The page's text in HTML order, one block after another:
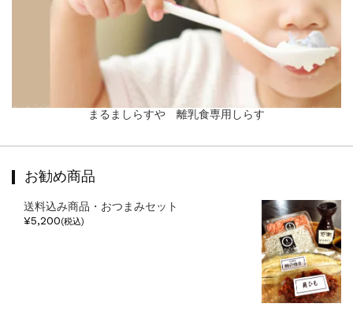
まるましらすや 離乳食専用しらす
お勧め商品
送料込み商品・おつまみセット
¥5,200(税込)